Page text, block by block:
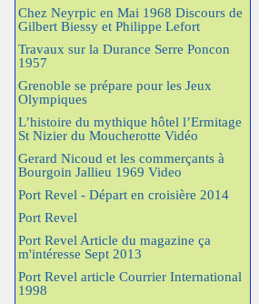
Chez Neyrpic en Mai 1968 Discours de
Gilbert Biessy et Philippe Lefort
Travaux sur la Durance Serre Poncon
1957
Grenoble se prépare pour les Jeux
Olympiques
L’histoire du mythique hôtel l’Ermitage
St Nizier du Moucherotte Vidéo
Gerard Nicoud et les commerçants à
Bourgoin Jallieu 1969 Video
Port Revel - Départ en croisière 2014
Port Revel
Port Revel Article du magazine ça
m'intéresse Sept 2013
Port Revel article Courrier International
1998